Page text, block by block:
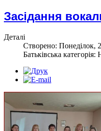
Засідання
Деталі
Створено: Понеділок,
Батьківська